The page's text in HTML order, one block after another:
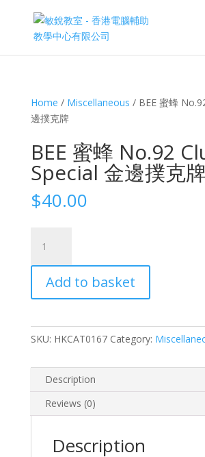
Home / Miscellaneous / BEE 蜜蜂
邊撲克牌
BEE 蜜蜂 No.92
Special 金邊撲克牌
$40.00
蜂
No.92
Club
金
邊
牌
quantity
Add to basket
SKU: HKCAT0167 Category:
Description
Reviews (0)
Description